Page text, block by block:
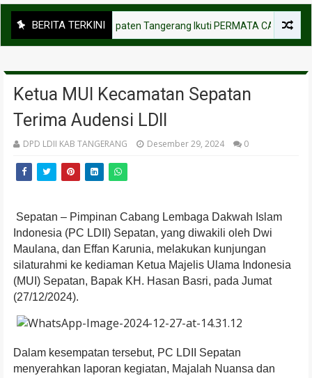
BERITA TERKINI
Pemuda LDII Kabupaten Tangerang Ikuti PERMATA CAI
Ketua MUI Kecamatan Sepatan
Terima Audensi LDII
DPD LDII KAB TANGERANG Desember 29, 2024 0
Sepatan – Pimpinan Cabang Lembaga Dakwah Islam
Indonesia (PC LDII) Sepatan, yang diwakili oleh Dwi
Maulana, dan Effan Karunia, melakukan kunjungan
silaturahmi ke kediaman Ketua Majelis Ulama Indonesia
(MUI) Sepatan, Bapak KH. Hasan Basri, pada Jumat
(27/12/2024).
Dalam kesempatan tersebut, PC LDII Sepatan
menyerahkan laporan kegiatan, Majalah Nuansa dan